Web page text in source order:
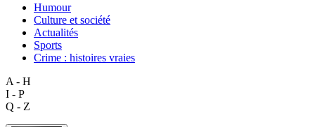
Humour
Culture et société
Actualités
Sports
Crime : histoires vraies
A - H
I - P
Q - Z